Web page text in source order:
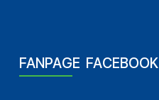
FANPAGE FACEBOOK